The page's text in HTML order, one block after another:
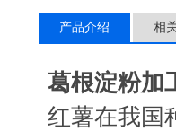
产品介绍 相
葛根淀粉加
红薯在我国